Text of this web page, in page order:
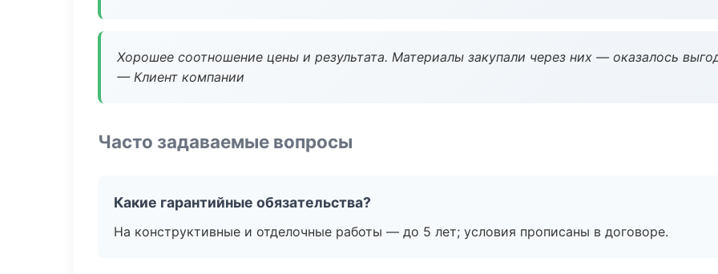
Хорошее соотношение цены и результата. Материалы закупали через них — оказалось
— Клиент компании
Часто задаваемые вопросы
Какие гарантийные обязательства?
На конструктивные и отделочные работы — до 5 лет; условия прописаны в договоре.